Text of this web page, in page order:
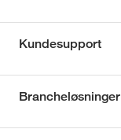
Kundesupport
Brancheløsninger